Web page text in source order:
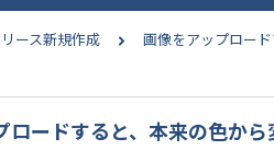
ース新規作成 画像をアップロード
ロードすると、本来の色から